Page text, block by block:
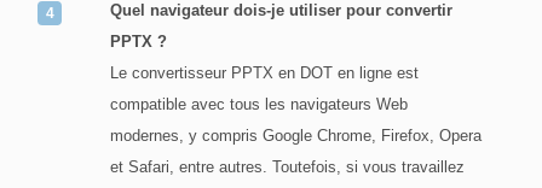
Quel navigateur dois-je utiliser pour convertir
PPTX ?
Le convertisseur PPTX en DOT en ligne est
compatible avec tous les navigateurs Web
modernes, y compris Google Chrome, Firefox, Opera
et Safari, entre autres. Toutefois, si vous travaillez